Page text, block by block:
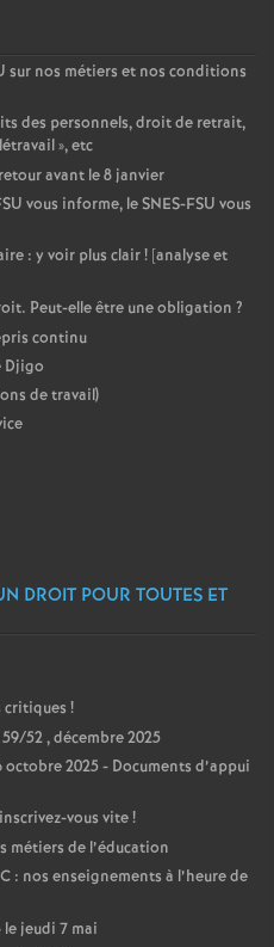
sur nos métiers et nos conditions
des personnels, droit de retrait,
», etc
avant le 8 janvier
vous informe, le SNES-FSU vous
: y voir plus clair! [analyse et
Peut-elle être une obligation ?
continu
Djigo
de travail)
DROIT POUR TOUTES ET
critiques !
52 , décembre 2025
2025 - Documents d’appui
vous vite!
métiers de l’éducation
nos enseignements à l’heure de
le jeudi 7 mai